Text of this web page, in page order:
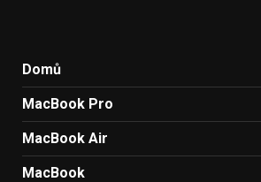
Domů
MacBook Pro
MacBook Air
MacBook